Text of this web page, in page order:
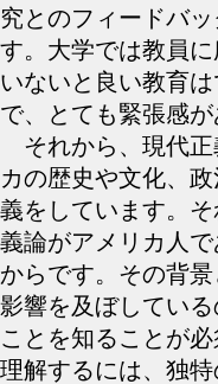
究とのフィードバ
す。大学では教員
いないと良い教育
で、とても緊張感が
それから、現代正
カの歴史や文化、
義をしています。
義論がアメリカ人
からです。その背
影響を及ぼしてい
ことを知ることが
理解するには、独